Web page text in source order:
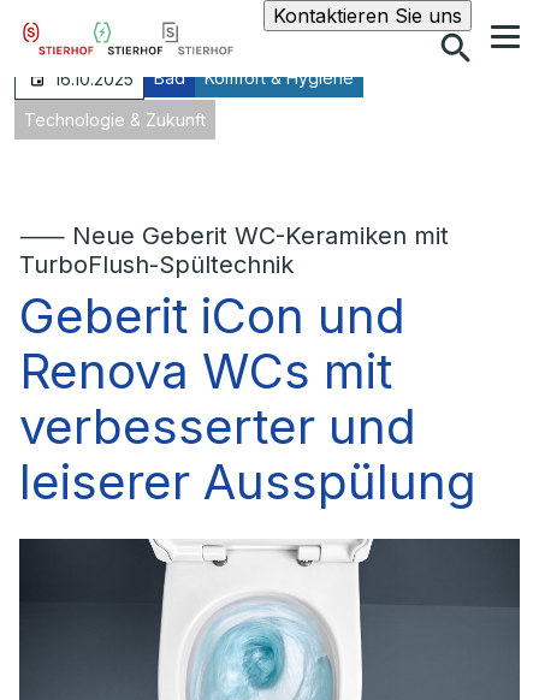
Kontaktieren Sie unsSuche
16.10.2025 Bad Komfort & Hygiene
Technologie & Zukunft
⸺ Neue Geberit WC-Keramiken mit
TurboFlush-Spültechnik
Geberit iCon und
Renova WCs mit
verbesserter und
leiserer Ausspülung